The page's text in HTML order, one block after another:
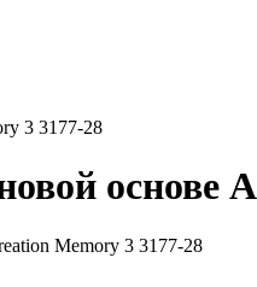
3 3177-28
основе